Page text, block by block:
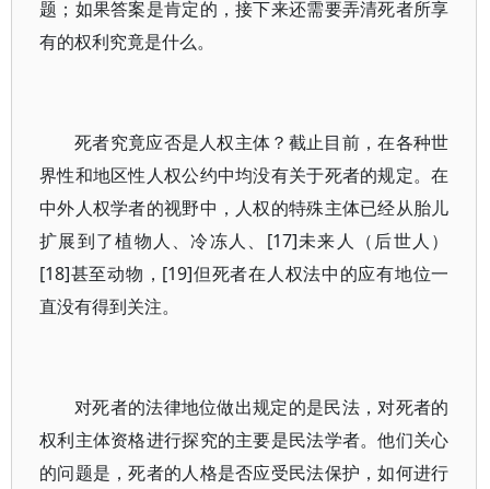
题；如果答案是肯定的，接下来还需要弄清死者所享
有的权利究竟是什么。
死者究竟应否是人权主体？截止目前，在各种世
界性和地区性人权公约中均没有关于死者的规定。在
中外人权学者的视野中，人权的特殊主体已经从胎儿
扩展到了植物人、冷冻人、[17]未来人（后世人）
[18]甚至动物，[19]但死者在人权法中的应有地位一
直没有得到关注。
对死者的法律地位做出规定的是民法，对死者的
权利主体资格进行探究的主要是民法学者。他们关心
的问题是，死者的人格是否应受民法保护，如何进行